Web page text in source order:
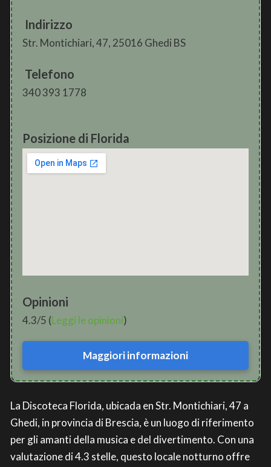
Indirizzo
Str. Montichiari, 47, 25016 Ghedi BS
Telefono
340 393 1778
Posizione di Florida
Opinioni
4.3/5 (Leggi le opinioni)
Maggiori informazioni
La Discoteca Florida, ubicada en Str. Montichiari, 47 a
Ghedi, in provincia di Brescia, è un luogo di riferimento
per gli amanti della musica e del divertimento. Con una
valutazione di 4.3 stelle, questo locale notturno offre